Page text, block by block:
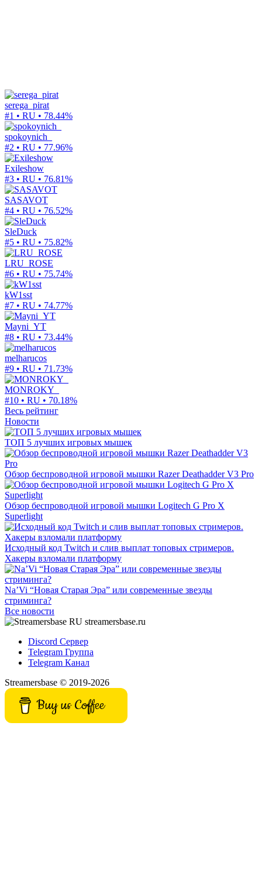
serega_pirat
#1 • RU • 78.44%
spokoynich_
#2 • RU • 77.96%
Exileshow
#3 • RU • 76.81%
SASAVOT
#4 • RU • 76.52%
SleDuck
#5 • RU • 75.82%
LRU_ROSE
#6 • RU • 75.74%
kW1sst
#7 • RU • 74.77%
Mayni_YT
#8 • RU • 73.44%
melharucos
#9 • RU • 71.73%
MONROKY_
#10 • RU • 70.18%
Весь рейтинг
Новости
ТОП 5 лучших игровых мышек
Обзор беспроводной игровой мышки Razer Deathadder V3 Pro
Обзор беспроводной игровой мышки Logitech G Pro X
Superlight
Исходный код Twitch и слив выплат топовых стримеров.
Хакеры взломали платформу
Na’Vi “Новая Старая Эра” или современные звезды
стриминга?
Все новости
streamersbase.ru
Discord Сервер
Telegram Группа
Telegram Канал
Streamersbase © 2019-2026
Buy us Coffee